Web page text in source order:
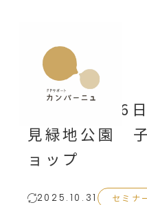
2025年4月6
見緑地公園
ョップ
2025.10.31 セミナ